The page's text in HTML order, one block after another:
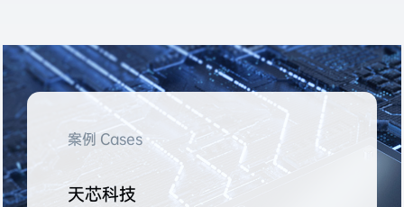
案例 Cases
天芯科技